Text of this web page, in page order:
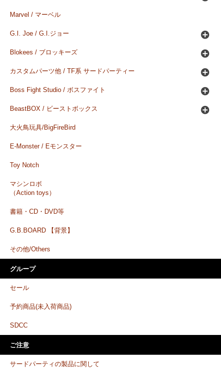
Marvel / マーベル
G.I. Joe / G.I.ジョー
Blokees / ブロッキーズ
カスタムパーツ他 / TF系 サードパーティー
Boss Fight Studio / ボスファイト
BeastBOX / ビーストボックス
大火鳥玩具/BigFireBird
E-Monster / Eモンスター
Toy Notch
マシンロボ
（Action toys）
書籍・CD・DVD等
G.B.BOARD 【背景】
その他/Others
グループ
セール
予約商品(未入荷商品)
SDCC
ご注意
サードパーティの製品に関して